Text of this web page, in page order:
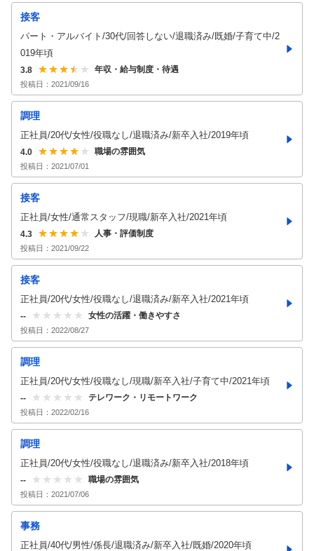
接客
パート・アルバイト/30代/回答しない/退職済み/既婚/子育て中/2
019年頃
3.8 年収・給与制度・待遇
投稿日： 2021/09/16
調理
正社員/20代/女性/役職なし/退職済み/新卒入社/2019年頃
4.0 職場の雰囲気
投稿日： 2021/07/01
接客
正社員/女性/通常スタッフ/現職/新卒入社/2021年頃
4.3 人事・評価制度
投稿日： 2021/09/22
接客
正社員/20代/女性/役職なし/退職済み/新卒入社/2021年頃
-- 女性の活躍・働きやすさ
投稿日： 2022/08/27
調理
正社員/20代/女性/役職なし/現職/新卒入社/子育て中/2021年頃
-- テレワーク・リモートワーク
投稿日： 2022/02/16
調理
正社員/20代/女性/役職なし/退職済み/新卒入社/2018年頃
-- 職場の雰囲気
投稿日： 2021/07/06
事務
正社員/40代/男性/係長/退職済み/新卒入社/既婚/2020年頃